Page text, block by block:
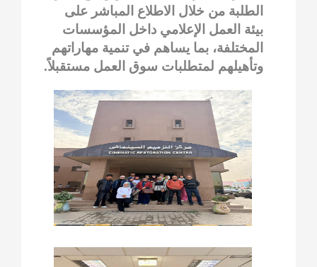
الطلبة من خلال الاطلاع المباشر على
بيئة العمل الإعلامي داخل المؤسسات
المختلفة، بما يساهم في تنمية مهاراتهم
وتأهيلهم لمتطلبات سوق العمل مستقبلاً.